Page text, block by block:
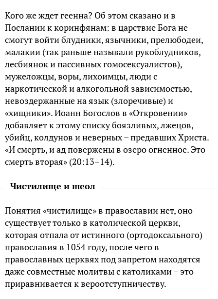
Кого же ждет геенна? Об этом сказано и в
Послании к коринфянам: в царствие Бога не
смогут войти блудники, язычники, прелюбодеи,
малакии (так раньше называли рукоблудников,
лесбиянок и пассивных гомосексуалистов),
мужеложцы, воры, лихоимцы, люди с
наркотической и алкогольной зависимостью,
невоздержанные на язык (злоречивые) и
«хищники». Иоанн Богослов в «Откровении»
добавляет к этому списку боязливых, лжецов,
убийц, колдунов и неверных – предавших Христа.
«И смерть, и ад повержены в озеро огненное. Это
смерть вторая» (20:13–14).
Чистилище и шеол
Понятия «чистилище» в православии нет, оно
существует только в католической церкви,
которая отпала от истинного (ортодоксального)
православия в 1054 году, после чего в
православных церквях под запретом находятся
даже совместные молитвы с католиками – это
приравнивается к вероотступничеству.